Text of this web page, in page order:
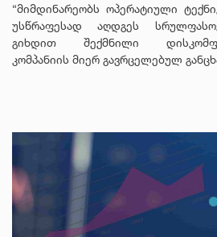
“მიმდინარეობს ოპერატიული
უსწრაფესად აღდგეს
გიხდით შექმნილი
კომპანიის მიერ გავრცელებულ